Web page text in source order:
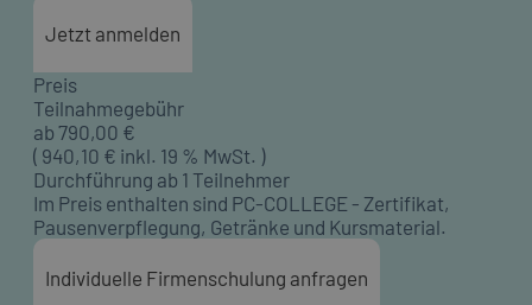
Jetzt anmelden
Preis
Teilnahmegebühr
ab 790,00 €
( 940,10 € inkl. 19 % MwSt. )
Durchführung ab 1 Teilnehmer
Im Preis enthalten sind PC-COLLEGE - Zertifikat,
Pausenverpflegung, Getränke und Kursmaterial.
Individuelle Firmenschulung anfragen